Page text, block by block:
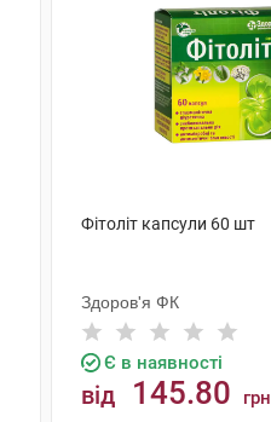
Фітоліт капсули 60 шт
Здоров'я ФК
Є в наявності
від 145.80 грн